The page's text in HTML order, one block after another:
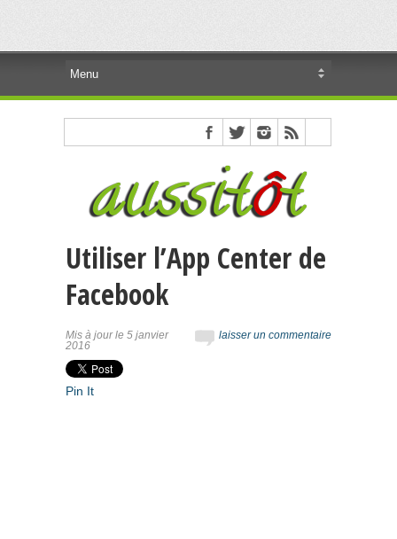
Utiliser l’App Center de
Facebook
laisser un commentaire
Mis à jour le 5 janvier
2016
Pin It